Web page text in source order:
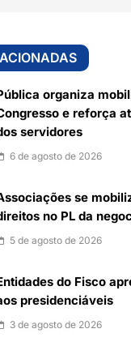
organiza
e reforça
servidores
6 de agosto de 2026
se
no PL da
5 de agosto de 2026
do Fisco
presidenciáveis
3 de agosto de 2026